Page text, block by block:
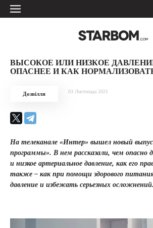
ВЫСОКОЕ ИЛИ НИЗКОЕ
ОПАСНЕЕ И КАК
Дозвілля 03 Листопада 2021
На телеканале «Интер» вышел новый
программы». В нем рассказали, чем опасно
и низкое артериальное давление, как его
также – как при помощи здорового
давление и избежать серьезных осложнений.